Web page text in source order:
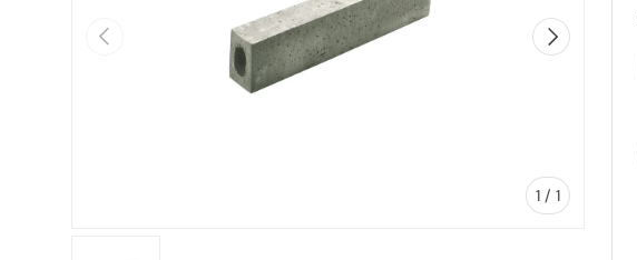
Vorige
1 /van
1
Volgende